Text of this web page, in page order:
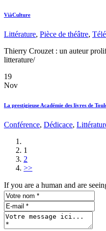
ViàCulture
Littérature, Pièce de théâtre,
Thierry Crouzet : un auteur
litterature/
19
Nov
La prestigieuse Académie des livres de
Conférence, Dédicace,
1
2
>>
If you are a human and are